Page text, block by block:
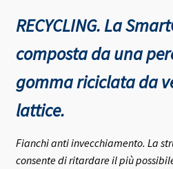
RECYCLING. La
composta da una
gomma riciclata da
lattice.
Fianchi anti invecchiamento. La
consente di ritardare il più